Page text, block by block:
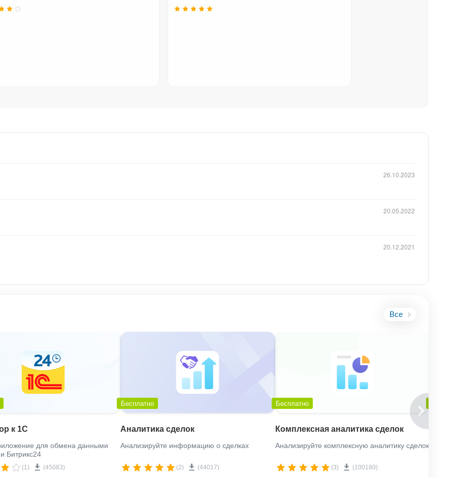
и синхронизировать их с Битрикс24.
CRM и создают связанный контакт или компанию в
26.10.2023
20.05.2022
20.12.2021
Все
к 1С
для обмена данными
Битрикс24
(1) (45083)
Бесплатно
Аналитика сделок
Анализируйте информацию о сделках
(2) (44017)
Бесплатно
Комплексная аналитика сделок
Анализируйте комплексную аналитику сделок
(3) (100180)